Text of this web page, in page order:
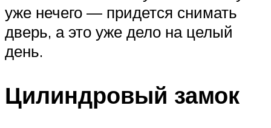
уже нечего — придется снимать
дверь, а это уже дело на целый
день.
Цилиндровый замок